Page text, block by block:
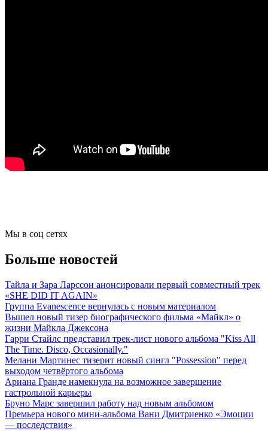
Мы в соц сетях
Больше новостей
Тайла и Зара Ларссон анонсировали первый совместный трек
«SHE DID IT AGAIN»
Группа Evanescence вернулась с новым материалом
Вышел новый тизер биографического фильма «Майкл» о
жизни Майкла Джексона
Гарри Стайлс представил трек-лист нового альбома "Kiss All
The Time. Disco, Occasionally."
Мелани Мартинес тизерит новый сингл "Possession" перед
выходом четвёртого альбома
Ариана Гранде намекнула на возможное завершение
гастрольной карьеры
Бруно Марс завершил работу над новым альбомом
Премьера нового мини-альбома Вани Дмитриенко «Эмоции
— последствия»